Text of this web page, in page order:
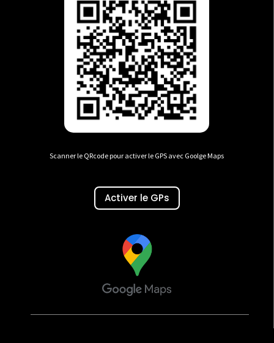
Scanner le QRcode pour activer le GPS avec Goolge Maps
Activer le GPs